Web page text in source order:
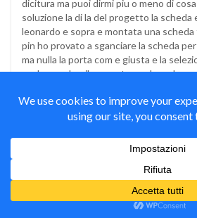
dicitura ma puoi dirmi piu o meno di
soluzione la di la del progetto la scheda
leonardo e sopra e montata una
pin ho provato a sganciare la scheda
ma nulla la porta com e giusta e la
anche sembra il computer mela veda e
leggendo l’errore mi sembra di
dichiarazione: writewificonfig(0″
una virgola tra lo 0 e gli apici.